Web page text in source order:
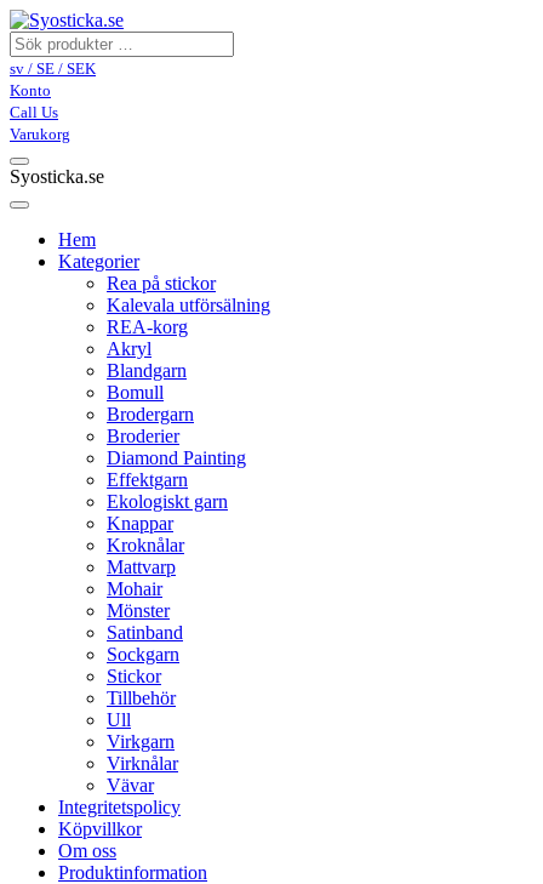
sv / SE / SEK
Konto
Call Us
Varukorg
Syosticka.se
Hem
Kategorier
Rea på stickor
Kalevala utförsälning
REA-korg
Akryl
Blandgarn
Bomull
Brodergarn
Broderier
Diamond Painting
Effektgarn
Ekologiskt garn
Knappar
Kroknålar
Mattvarp
Mohair
Mönster
Satinband
Sockgarn
Stickor
Tillbehör
Ull
Virkgarn
Virknålar
Vävar
Integritetspolicy
Köpvillkor
Om oss
Produktinformation